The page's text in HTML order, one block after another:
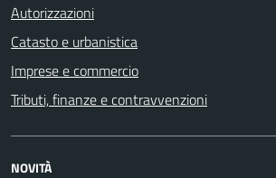
Autorizzazioni
Catasto e urbanistica
Imprese e commercio
Tributi, finanze e contravvenzioni
NOVITÀ